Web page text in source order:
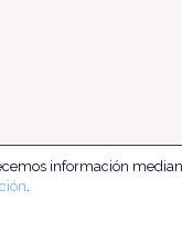
información
.